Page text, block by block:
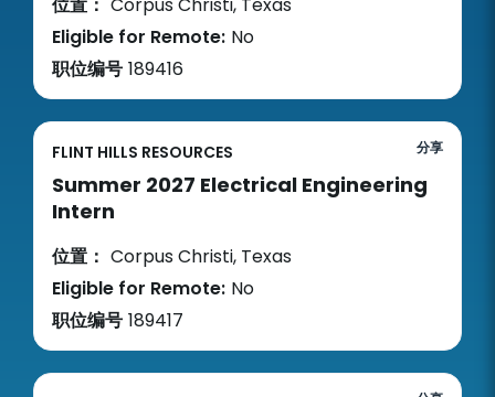
Eligible for Remote: No
职位编号 189416
FLINT HILLS RESOURCES 分享
Summer 2027 Electrical Engineering
Intern
位置： Corpus Christi, Texas
Eligible for Remote: No
职位编号 189417